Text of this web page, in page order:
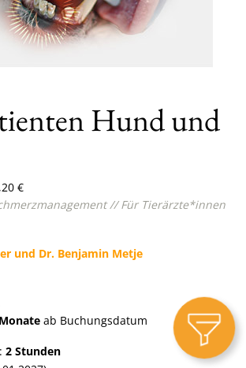
Hund und
€
//Für Tierärzte*innen
und Dr. Benjamin Metje
ab Buchungsdatum
2 Stunden